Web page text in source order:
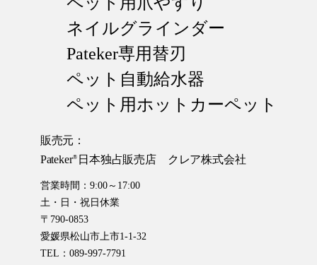
ネイルグラインダー
Pateker専用替刃
ペット自動給水器
ペット用ホットカーペット
販売元：
Pateker® 日本独占販売店 クレア株式会社
営業時間：9:00～17:00
土・日・祝日休業
〒790-0853
愛媛県松山市上市1-1-32
TEL：089-997-7791